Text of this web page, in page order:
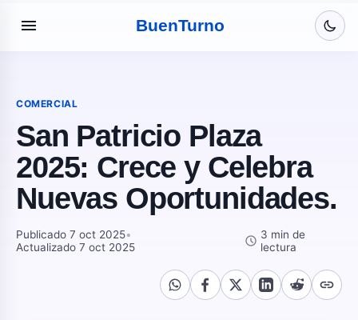
menu BuenTurno
COMERCIAL
San Patricio Plaza
2025: Crece y Celebra
Nuevas Oportunidades.
Publicado 7 oct 2025•
Actualizado 7 oct 2025
schedule 3 min de
lectura
link